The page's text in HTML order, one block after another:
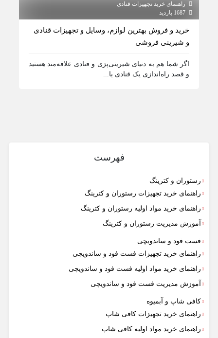
راهنمای خرید تجهیزات قنادی
1687 بازدید
خرید و فروش بهترین لوازم، وسایل و تجهیزات قنادی
و شیرینی فروشی
اگر شما هم به دنیای شیرینی‌پزی و قنادی علاقه‌مند هستید
و قصد راه‌اندازی یک قنادی یا...
فهرست
رستوران و کترینگ
راهنمای خرید تجهیزات رستوران و کترینگ
راهنمای خرید مواد اولیه رستوران و کترینگ
آموزش مدیریت رستوران و کترینگ
فست فود و ساندویچی
راهنمای خرید تجهیزات فست فود و ساندویچی
راهنمای خرید مواد اولیه فست فود و ساندویچی
آموزش مدیریت فست فود و ساندویچی
کافی شاپ و آبمیوه
راهنمای خرید تجهیزات کافی شاپ
راهنمای خرید مواد اولیه کافی‌ شاپ‌